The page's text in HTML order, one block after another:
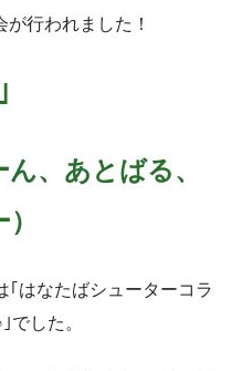
行われました！
、あとばる、
｢はなたばシューターコラ
でした。